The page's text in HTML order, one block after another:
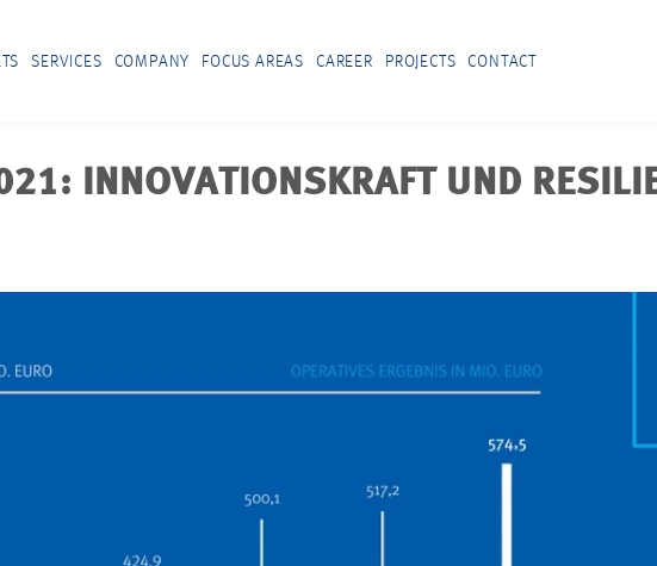
SERVICES COMPANY FOCUS AREAS CAREER PROJECTS CONTACT
INNOVATIONSKRAFT UND